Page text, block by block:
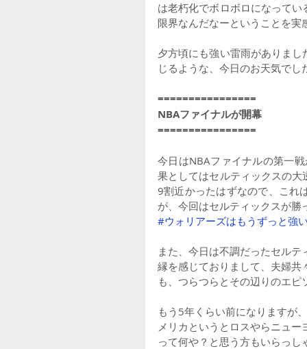
は老朽化でボロボロになって
限界なんだなーということを実
夕方頃にも強い雷雨がありま
じるような、今日のお天気でし
================
NBAファイナルが開幕
================
今日はNBAファイナルの第一
果としてはセルティックスの
9割近かったはずなので、これ
が、今回はセルティックスが勝
#ウォリアーズはもうずっと強
また、今日は不調だったセル
縁を感じておりまして、夫婦
も、つらつらとその辺りのエピ
もう5年くらい前になりますが
メリカというとロスやらニュ
って何や？と思う方もいらっ